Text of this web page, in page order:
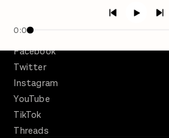
0:00
Facebook
Twitter
Instagram
YouTube
TikTok
Threads